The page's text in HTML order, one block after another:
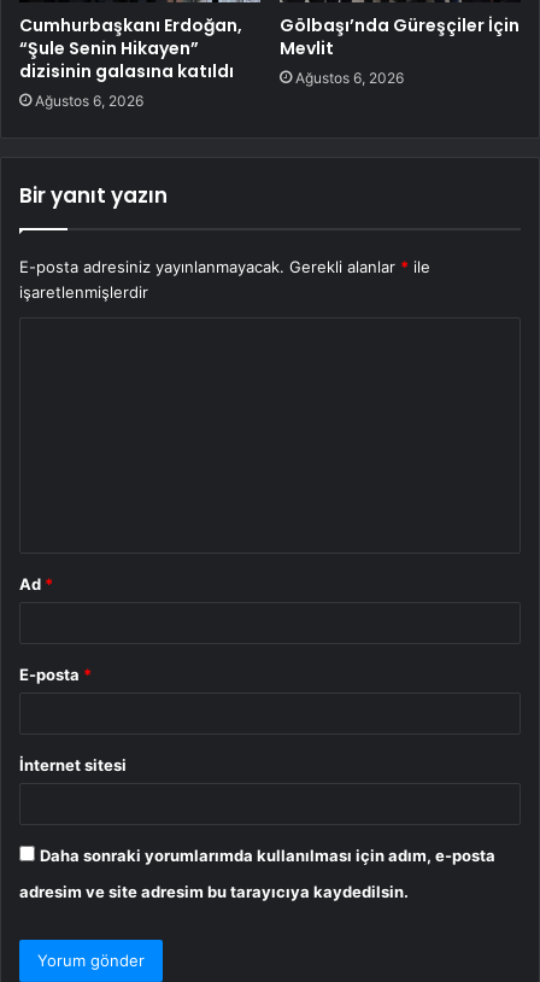
Cumhurbaşkanı Erdoğan,
“Şule Senin Hikayen”
dizisinin galasına katıldı
Ağustos 6, 2026
Gölbaşı’nda Güreşçiler İçin
Mevlit
Ağustos 6, 2026
Bir yanıt yazın
E-posta adresiniz yayınlanmayacak. Gerekli alanlar * ile
işaretlenmişlerdir
Ad *
E-posta *
İnternet sitesi
Daha sonraki yorumlarımda kullanılması için adım, e-posta
adresim ve site adresim bu tarayıcıya kaydedilsin.